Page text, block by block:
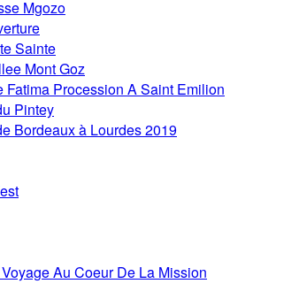
Mgozo
Sainte
Mont Goz
Fatima Procession A Saint Emilion
Pintey
Bordeaux à Lourdes 2019
Au Coeur De La Mission